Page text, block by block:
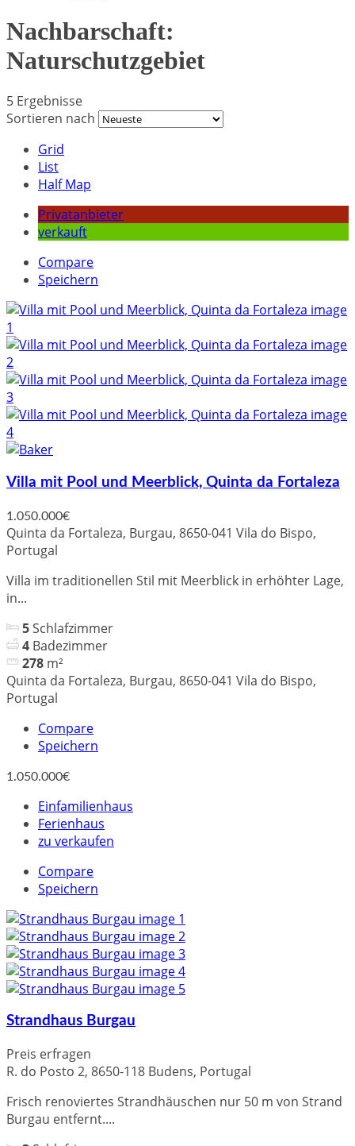
Nachbarschaft:
Naturschutzgebiet
5 Ergebnisse
Sortieren nach
Grid
List
Half Map
Privatanbieter
verkauft
Compare
Speichern
Villa mit Pool und Meerblick, Quinta da Fortaleza
1.050.000€
Quinta da Fortaleza, Burgau, 8650-041 Vila do Bispo,
Portugal
Villa im traditionellen Stil mit Meerblick in erhöhter Lage,
in...
5Schlafzimmer
4 Badezimmer
278 m²
Quinta da Fortaleza, Burgau, 8650-041 Vila do Bispo,
Portugal
Compare
Speichern
1.050.000€
Einfamilienhaus
Ferienhaus
zu verkaufen
Compare
Speichern
Strandhaus Burgau
Preis erfragen
R. do Posto 2, 8650-118 Budens, Portugal
Frisch renoviertes Strandhäuschen nur 50 m von Strand
Burgau entfernt....